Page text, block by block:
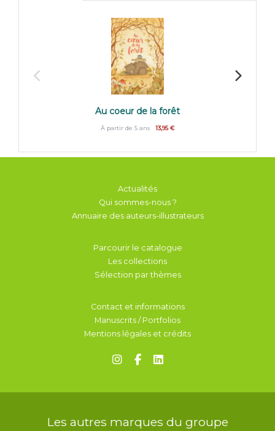
Au coeur de la forêt
À partir de 5 ans 13,95 €
Actualités
Qui sommes-nous ?
Annuaire des auteurs-illustrateurs
Parcourir le catalogue
Les collections
Sélection par thèmes
Contact et informations
Manuscrits / Portfolios
Mentions légales et crédits
Les autres marques du groupe